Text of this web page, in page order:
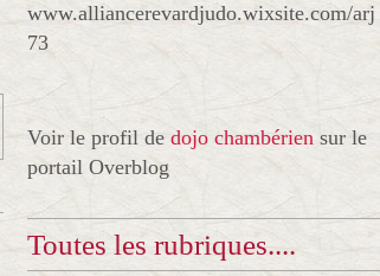
www.alliancerevardjudo.wixsite.com/arj
73
Voir le profil de dojo chambérien sur le
portail Overblog
Toutes les rubriques....